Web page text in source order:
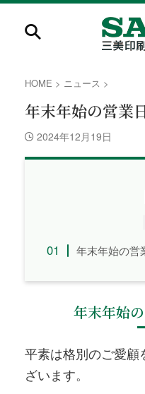
HOME > ニュース >
年末年始の営業
2024年12月19日
年末年始の営
年末年始
平素は格別のご愛
ざいます。